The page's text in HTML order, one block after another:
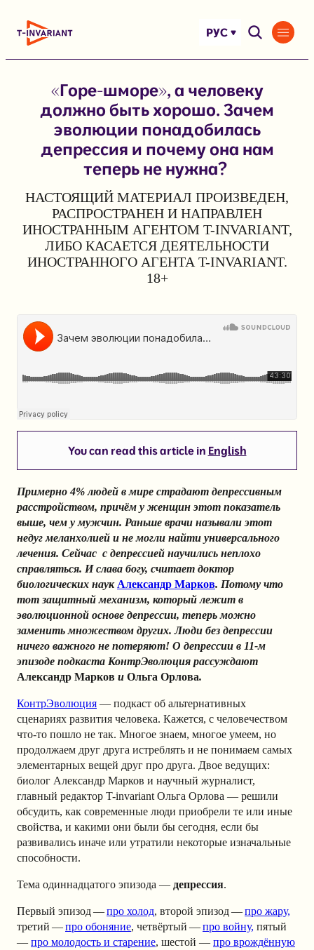
РУС
«Горе-шморе», а человеку
должно быть хорошо. Зачем
эволюции понадобилась
депрессия и почему она нам
теперь не нужна?
НАСТОЯЩИЙ МАТЕРИАЛ ПРОИЗВЕДЕН,
РАСПРОСТРАНЕН И НАПРАВЛЕН
ИНОСТРАННЫМ АГЕНТОМ T-INVARIANT,
ЛИБО КАСАЕТСЯ ДЕЯТЕЛЬНОСТИ
ИНОСТРАННОГО АГЕНТА T-INVARIANT.
18+
You can read this article in English
Примерно 4% людей в мире страдают депрессивным
расстройством, причём у женщин этот показатель
выше, чем у мужчин. Раньше врачи называли этот
недуг меланхолией и не могли найти универсального
лечения. Сейчас с депрессией научились неплохо
справляться. И слава богу, считает доктор
биологических наук Александр Марков. Потому что
тот защитный механизм, который лежит в
эволюционной основе депрессии, теперь можно
заменить множеством других. Люди без депрессии
ничего важного не потеряют! О депрессии в 11-м
эпизоде подкаста КонтрЭволюция рассуждают
Александр Марков и Ольга Орлова.
КонтрЭволюция — подкаст об альтернативных
сценариях развития человека. Кажется, с человечеством
что-то пошло не так. Многое знаем, многое умеем, но
продолжаем друг друга истреблять и не понимаем самых
элементарных вещей друг про друга. Двое ведущих:
биолог Александр Марков и научный журналист,
главный редактор T-invariant Ольга Орлова — решили
обсудить, как современные люди приобрели те или иные
свойства, и какими они были бы сегодня, если бы
развивались иначе или утратили некоторые изначальные
способности.
Тема одиннадцатого эпизода — депрессия.
Первый эпизод —про холод, второй эпизод —про жару,
третий —про обоняние, четвёртый —про войну, пятый
— про молодость и старение, шестой — про врождённую